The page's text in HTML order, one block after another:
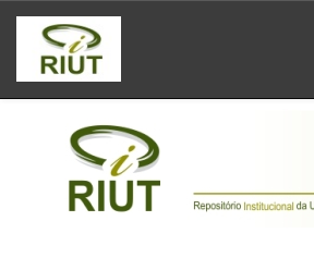
Skip
navigation